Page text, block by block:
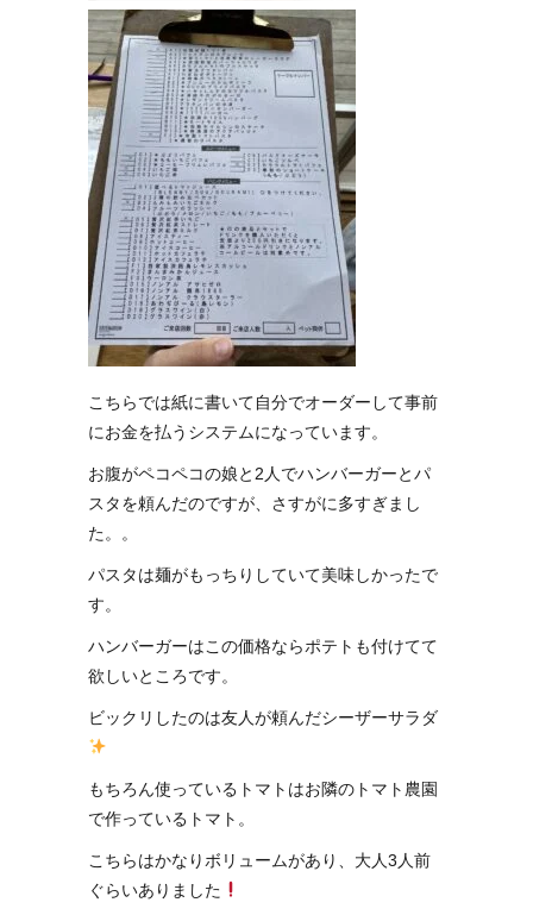
こちらでは紙に書いて自分でオーダーして事前
にお金を払うシステムになっています。
お腹がペコペコの娘と2人でハンバーガーとパ
スタを頼んだのですが、さすがに多すぎまし
た。。
パスタは麺がもっちりしていて美味しかったで
す。
ハンバーガーはこの価格ならポテトも付けてて
欲しいところです。
ビックリしたのは友人が頼んだシーザーサラダ
もちろん使っているトマトはお隣のトマト農園
で作っているトマト。
こちらはかなりボリュームがあり、大人3人前
ぐらいありました